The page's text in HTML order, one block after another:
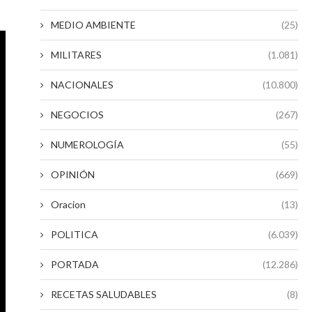
MEDIO AMBIENTE (25)
MILITARES (1.081)
NACIONALES (10.800)
NEGOCIOS (267)
NUMEROLOGÍA (55)
OPINIÓN (669)
Oracion (13)
POLITICA (6.039)
PORTADA (12.286)
RECETAS SALUDABLES (8)